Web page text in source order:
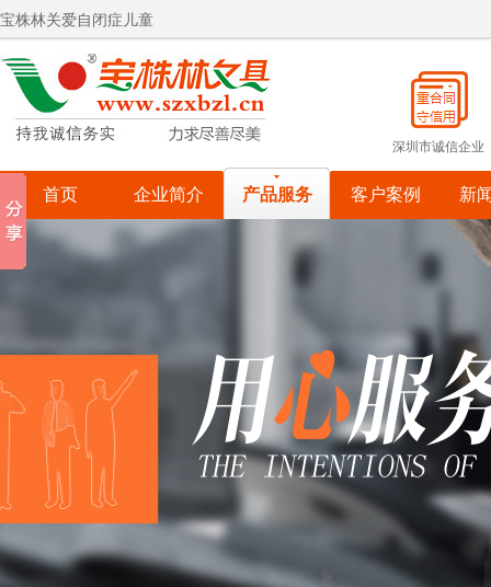
宝株林关爱自闭症儿童
深圳市诚信企业
首页 企业简介 产品服务 客户案例 新